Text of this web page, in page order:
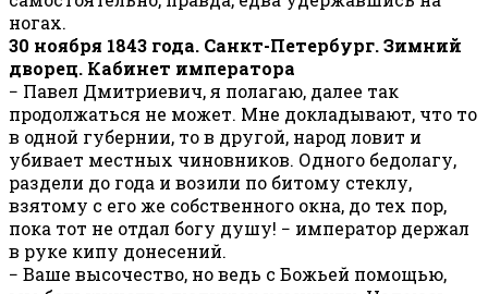
ногах.
30 ноября 1843 года. Санкт-Петербург. Зимний
дворец. Кабинет императора
− Павел Дмитриевич, я полагаю, далее так
продолжаться не может. Мне докладывают, что то
в одной губернии, то в другой, народ ловит и
убивает местных чиновников. Одного бедолагу,
раздели до года и возили по битому стеклу,
взятому с его же собственного окна, до тех пор,
пока тот не отдал богу душу! − император держал
в руке кипу донесений.
− Ваше высочество, но ведь с Божьей помощью,